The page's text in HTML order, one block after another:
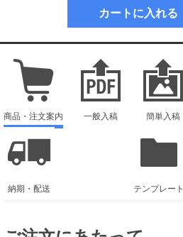
カートに入れる
商品・注文案内 一般入稿 簡単入稿
納期・配送 テンプレート